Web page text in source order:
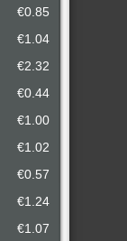
€0.85
€1.04
€2.32
€0.44
€1.00
€1.02
€0.57
€1.24
€1.07